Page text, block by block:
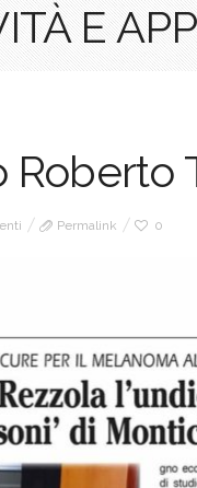
E
Roberto
Permalink 0